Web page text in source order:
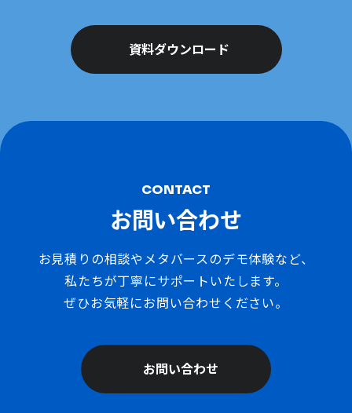
資料ダウンロード
CONTACT
お問い合わせ
お見積りの相談やメタバースのデモ体験など、
私たちが丁寧にサポートいたします。
ぜひお気軽にお問い合わせください。
お問い合わせ